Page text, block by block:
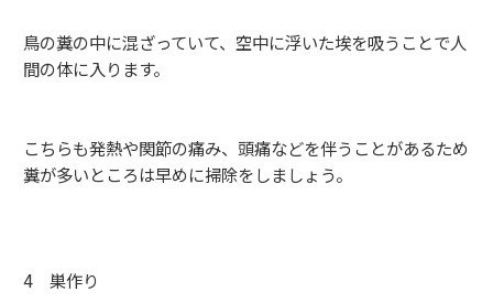
鳥の糞の中に混ざっていて、空中に浮いた埃を吸うことで人
間の体に入ります。
こちらも発熱や関節の痛み、頭痛などを伴うことがあるため
糞が多いところは早めに掃除をしましょう。
4 巣作り